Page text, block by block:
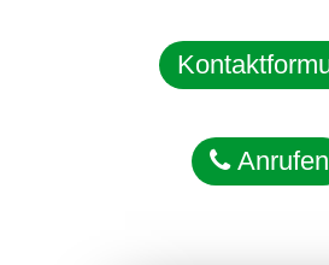
Anrufen